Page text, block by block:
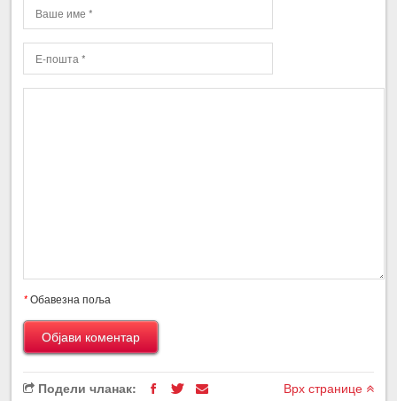
*Обавезна поља
Подели чланак: Врх странице